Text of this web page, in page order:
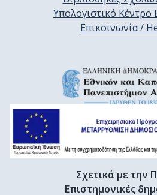
Υπολογιστικό Κέντρο
Επικοινωνία /
Σχετικά με την
Επιστημονικές